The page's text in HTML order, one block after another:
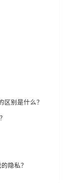
区别是什么？
隐私？